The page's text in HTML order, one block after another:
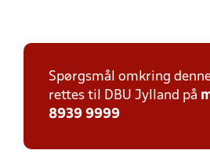
Spørgsmål omkring
rettes til DBU Jylland på
8939 9999